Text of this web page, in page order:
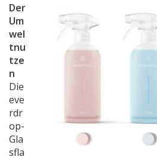
Der
Um
wel
tnu
tze
n
Die
eve
rdr
op-
Gla
sfla